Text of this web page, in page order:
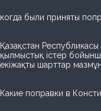
когда были приняты
Қазақстан
қылмыстық істер
екіжақты шарттар
Какие поправки в